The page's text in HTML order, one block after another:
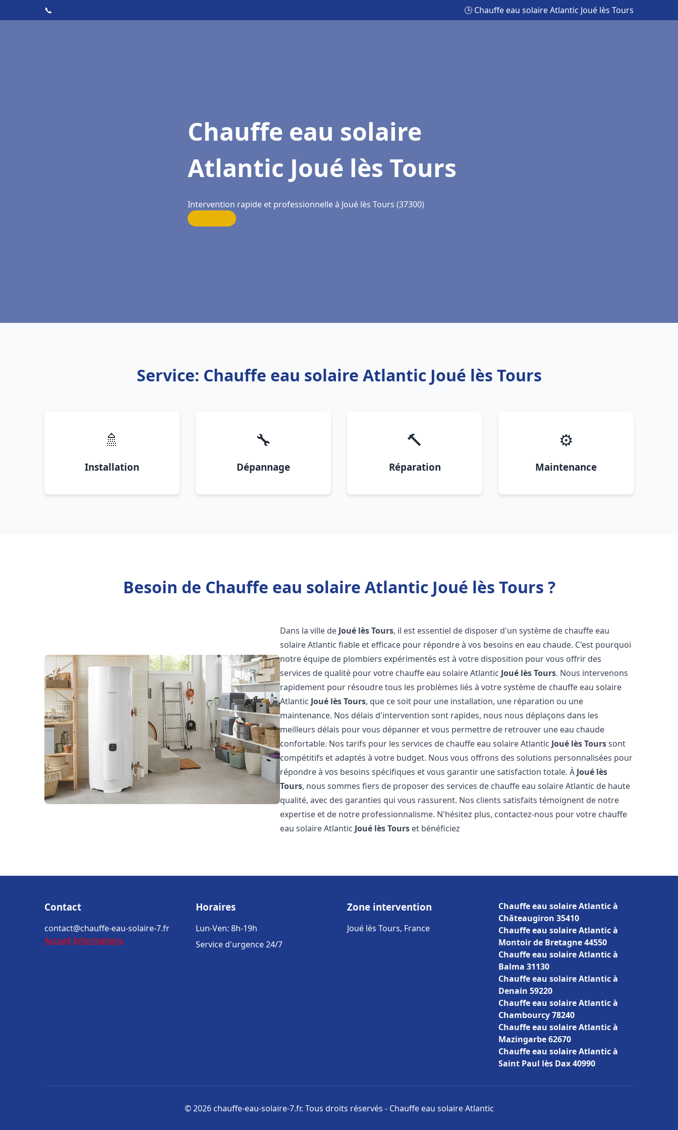
📞 🕒 Chauffe eau solaire Atlantic Joué lès Tours
Chauffe eau solaire
Atlantic Joué lès Tours
Intervention rapide et professionnelle à Joué lès Tours (37300)
Service: Chauffe eau solaire Atlantic Joué lès Tours
🚿
Installation
🔧
Dépannage
🔨
Réparation
⚙️
Maintenance
Besoin de Chauffe eau solaire Atlantic Joué lès Tours ?
Dans la ville de Joué lès Tours, il est essentiel de disposer d'un système de chauffe eau
solaire Atlantic fiable et efficace pour répondre à vos besoins en eau chaude. C'est pourquoi
notre équipe de plombiers expérimentés est à votre disposition pour vous offrir des
services de qualité pour votre chauffe eau solaire Atlantic Joué lès Tours. Nous intervenons
rapidement pour résoudre tous les problèmes liés à votre système de chauffe eau solaire
Atlantic Joué lès Tours, que ce soit pour une installation, une réparation ou une
maintenance. Nos délais d'intervention sont rapides, nous nous déplaçons dans les
meilleurs délais pour vous dépanner et vous permettre de retrouver une eau chaude
confortable. Nos tarifs pour les services de chauffe eau solaire Atlantic Joué lès Tourssont
compétitifs et adaptés à votre budget. Nous vous offrons des solutions personnalisées pour
répondre à vos besoins spécifiques et vous garantir une satisfaction totale. À Joué lès
Tours, nous sommes fiers de proposer des services de chauffe eau solaire Atlantic de haute
qualité, avec des garanties qui vous rassurent. Nos clients satisfaits témoignent de notre
expertise et de notre professionnalisme. N'hésitez plus, contactez-nous pour votre chauffe
eau solaire Atlantic Joué lès Tours et bénéficiez
Contact
contact@chauffe-eau-solaire-7.fr
Accueil Informations
Horaires
Lun-Ven: 8h-19h
Service d'urgence 24/7
Zone intervention
Joué lès Tours, France
Chauffe eau solaire Atlantic à
Châteaugiron 35410
Chauffe eau solaire Atlantic à
Montoir de Bretagne 44550
Chauffe eau solaire Atlantic à
Balma 31130
Chauffe eau solaire Atlantic à
Denain 59220
Chauffe eau solaire Atlantic à
Chambourcy 78240
Chauffe eau solaire Atlantic à
Mazingarbe 62670
Chauffe eau solaire Atlantic à
Saint Paul lès Dax 40990
© 2026 chauffe-eau-solaire-7.fr. Tous droits réservés - Chauffe eau solaire Atlantic